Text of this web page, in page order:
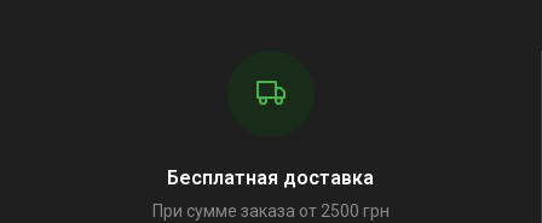
Бесплатная доставка
При сумме заказа от 2500 грн